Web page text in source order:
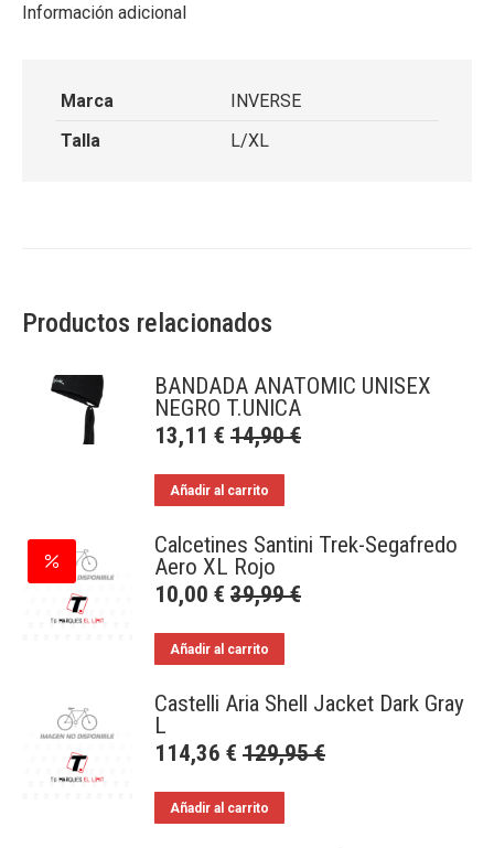
Información adicional
Marca
INVERSE
Talla
L/XL
Productos relacionados
BANDADA ANATOMIC UNISEX
NEGRO T.UNICA
13,11 € 14,90€
Añadir al carrito
Calcetines Santini Trek-Segafredo
Aero XL Rojo
10,00 € 39,99€
Añadir al carrito
Castelli Aria Shell Jacket Dark Gray
L
114,36 € 129,95€
Añadir al carrito